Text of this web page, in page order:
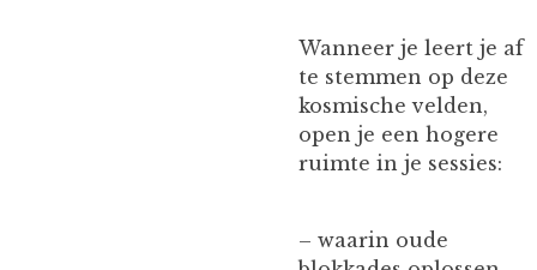
Wanneer je leert je af
te stemmen op deze
kosmische velden,
open je een hogere
ruimte in je sessies:
– waarin oude